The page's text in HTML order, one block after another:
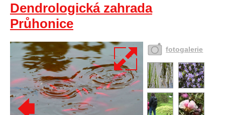
Dendrologická zahrada
Průhonice
fotogalerie